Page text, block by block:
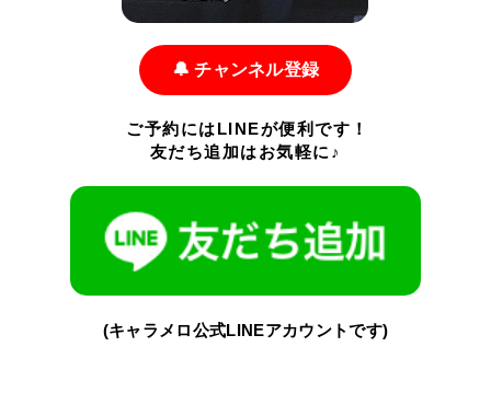
🔔 チャンネル登録
ご予約にはLINEが便利です！
友だち追加はお気軽に♪
(キャラメロ公式LINEアカウントです)